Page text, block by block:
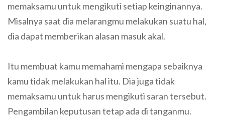
memaksamu untuk mengikuti setiap keinginannya.
Misalnya saat dia melarangmu melakukan suatu hal,
dia dapat memberikan alasan masuk akal.
Itu membuat kamu memahami mengapa sebaiknya
kamu tidak melakukan hal itu. Dia juga tidak
memaksamu untuk harus mengikuti saran tersebut.
Pengambilan keputusan tetap ada di tanganmu.